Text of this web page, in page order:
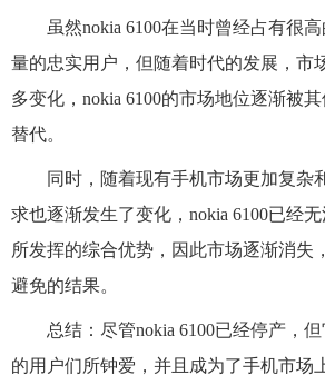
虽然nokia 6100在当时曾经占有很
量的忠实用户，但随着时代的发展，市
多变化，nokia 6100的市场地位逐渐被
替代。
同时，随着现有手机市场更加复杂
求也逐渐发生了变化，nokia 6100已经
所发挥的综合优势，因此市场逐渐消失
避免的结果。
总结：尽管nokia 6100已经停产，
的用户们所钟爱，并且成为了手机市场